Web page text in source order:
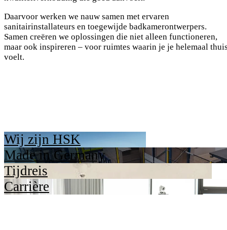
Daarvoor werken we nauw samen met ervaren
sanitairinstallateurs en toegewijde badkamerontwerpers.
Samen creëren we oplossingen die niet alleen functioneren,
maar ook inspireren – voor ruimtes waarin je je helemaal
voelt.
Wij zijn HSK
Made in Germany
Tijdreis
Carrière